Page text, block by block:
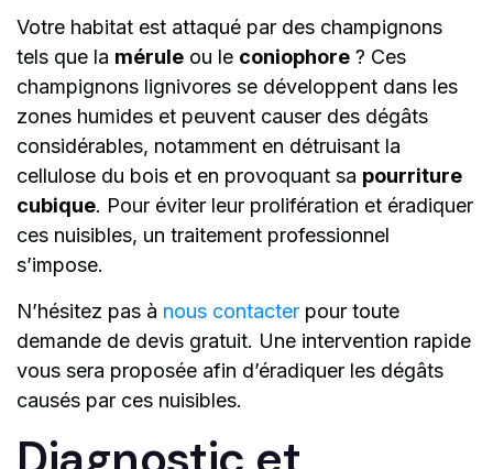
Votre habitat est attaqué par des champignons
tels que la mérule ou le coniophore ? Ces
champignons lignivores se développent dans les
zones humides et peuvent causer des dégâts
considérables, notamment en détruisant la
cellulose du bois et en provoquant sa pourriture
cubique. Pour éviter leur prolifération et éradiquer
ces nuisibles, un traitement professionnel
s’impose.
N’hésitez pas à nous contacter pour toute
demande de devis gratuit. Une intervention rapide
vous sera proposée afin d’éradiquer les dégâts
causés par ces nuisibles.